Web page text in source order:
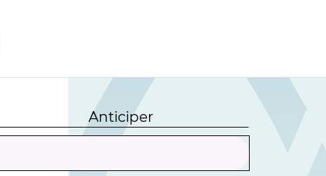
Anticiper